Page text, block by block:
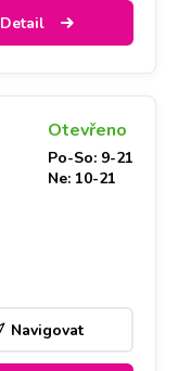
Detail
Otevřeno
Po-So: 9-21
Ne: 10-21
Navigovat